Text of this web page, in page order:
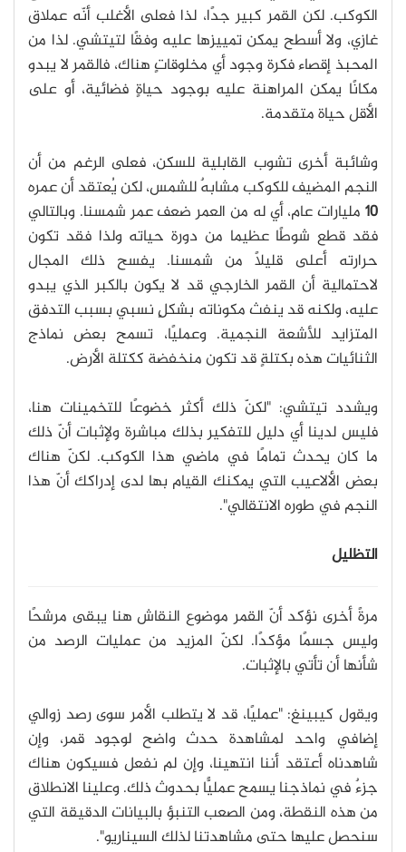
الكوكب. لكن القمر كبير جدًا، لذا فعلى الأغلب أنّه عملاق
غازي، ولا أسطح يمكن تمييزها عليه وفقًا لتيتشي. لذا من
المحبذ إقصاء فكرة وجود أي مخلوقاتٍ هناك، فالقمر لا يبدو
مكانًا يمكن المراهنة عليه بوجود حياةٍ فضائية، أو على
الأقل حياة متقدمة.
وشائبة أخرى تشوب القابلية للسكن، فعلى الرغم من أن
النجم المضيف للكوكب مشابهٌ للشمس، لكن يُعتقد أن عمره
10 مليارات عام، أي له من العمر ضعف عمر شمسنا. وبالتالي
فقد قطع شوطًا عظيما من دورة حياته ولذا فقد تكون
حرارته أعلى قليلًا من شمسنا. يفسح ذلك المجال
لاحتمالية أن القمر الخارجي قد لا يكون بالكبر الذي يبدو
عليه، ولكنه قد ينفث مكوناته بشكلٍ نسبي بسبب التدفق
المتزايد للأشعة النجمية. وعمليًا، تسمح بعض نماذج
الثنائيات هذه بكتلةٍ قد تكون منخفضة ككتلة الأرض.
ويشدد تيتشي: "لكنّ ذلك أكثر خضوعًا للتخمينات هنا،
فليس لدينا أي دليل للتفكير بذلك مباشرة ولإثبات أنّ ذلك
ما كان يحدث تمامًا في ماضي هذا الكوكب. لكنّ هناك
بعض الألاعيب التي يمكنك القيام بها لدى إدراكك أنّ هذا
النجم في طوره الانتقالي".
التظليل
مرةً أخرى نؤكد أنّ القمر موضوع النقاش هنا يبقى مرشحًا
وليس جسمًا مؤكدًا. لكنّ المزيد من عمليات الرصد من
شأنها أن تأتي بالإثبات.
ويقول كيبينغ: "عمليًا، قد لا يتطلب الأمر سوى رصد زوالي
إضافي واحد لمشاهدة حدث واضح لوجود قمر، وإن
شاهدناه أعتقد أننا انتهينا، وإن لم نفعل فسيكون هناك
جزءٌ في نماذجنا يسمح عمليًّا بحدوث ذلك. وعلينا الانطلاق
من هذه النقطة، ومن الصعب التنبؤ بالبيانات الدقيقة التي
سنحصل عليها حتى مشاهدتنا لذلك السيناريو".